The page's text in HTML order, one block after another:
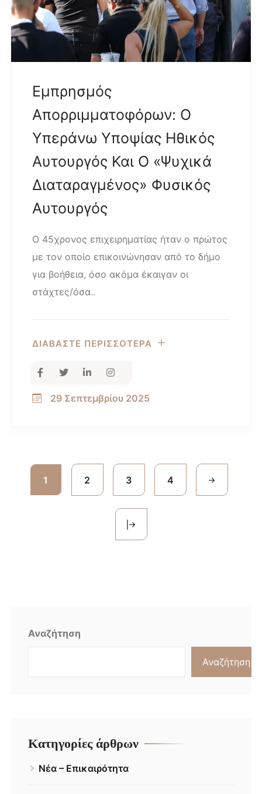
Εμπρησμός
Απορριμματοφόρων: Ο
Υπεράνω Υποψίας Ηθικός
Αυτουργός Και Ο «ψυχικά
Διαταραγμένος» Φυσικός
Αυτουργός
Ο 45χρονος επιχειρηματίας ήταν ο πρώτος
με τον οποίο επικοινώνησαν από το δήμο
για βοήθεια, όσο ακόμα έκαιγαν οι
στάχτες/όσα..
ΔΙΑΒΑΣΤΕ ΠΕΡΙΣΣΟΤΕΡΑ
29 Σεπτεμβρίου 2025
1 2 3 4
Αναζήτηση
Αναζήτηση
Κατηγορίες άρθρων
Νέα – Επικαιρότητα